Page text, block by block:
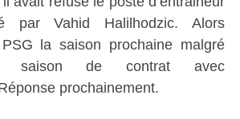
par Vahid Halilhodzic. Alors
la saison prochaine malgré
saison de contrat avec
prochainement.